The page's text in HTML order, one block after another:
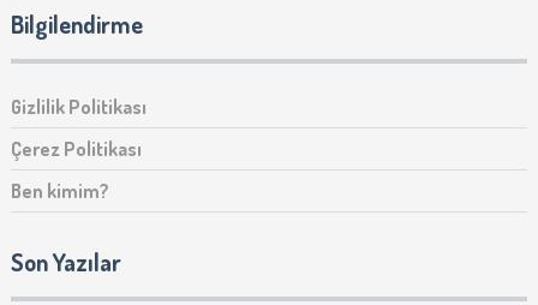
Bilgilendirme
Gizlilik Politikası
Çerez Politikası
Ben kimim?
Son Yazılar